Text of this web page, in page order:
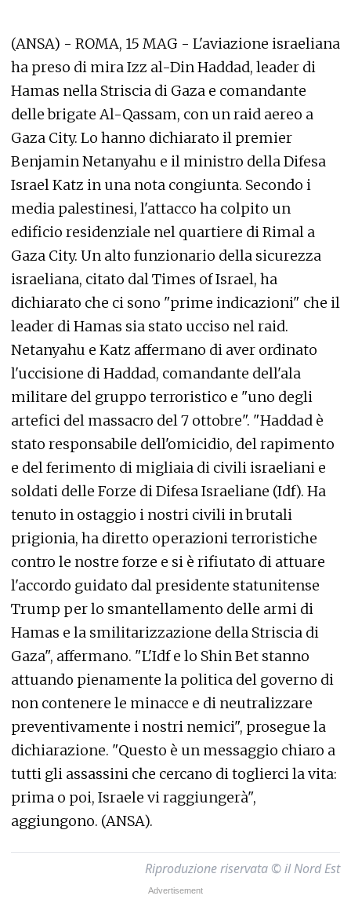
(ANSA) - ROMA, 15 MAG - L'aviazione israeliana
ha preso di mira Izz al-Din Haddad, leader di
Hamas nella Striscia di Gaza e comandante
delle brigate Al-Qassam, con un raid aereo a
Gaza City. Lo hanno dichiarato il premier
Benjamin Netanyahu e il ministro della Difesa
Israel Katz in una nota congiunta. Secondo i
media palestinesi, l'attacco ha colpito un
edificio residenziale nel quartiere di Rimal a
Gaza City. Un alto funzionario della sicurezza
israeliana, citato dal Times of Israel, ha
dichiarato che ci sono "prime indicazioni" che il
leader di Hamas sia stato ucciso nel raid.
Netanyahu e Katz affermano di aver ordinato
l'uccisione di Haddad, comandante dell'ala
militare del gruppo terroristico e "uno degli
artefici del massacro del 7 ottobre". "Haddad è
stato responsabile dell'omicidio, del rapimento
e del ferimento di migliaia di civili israeliani e
soldati delle Forze di Difesa Israeliane (Idf). Ha
tenuto in ostaggio i nostri civili in brutali
prigionia, ha diretto operazioni terroristiche
contro le nostre forze e si è rifiutato di attuare
l'accordo guidato dal presidente statunitense
Trump per lo smantellamento delle armi di
Hamas e la smilitarizzazione della Striscia di
Gaza", affermano. "L'Idf e lo Shin Bet stanno
attuando pienamente la politica del governo di
non contenere le minacce e di neutralizzare
preventivamente i nostri nemici", prosegue la
dichiarazione. "Questo è un messaggio chiaro a
tutti gli assassini che cercano di toglierci la vita:
prima o poi, Israele vi raggiungerà",
aggiungono. (ANSA).
Riproduzione riservata © il Nord Est